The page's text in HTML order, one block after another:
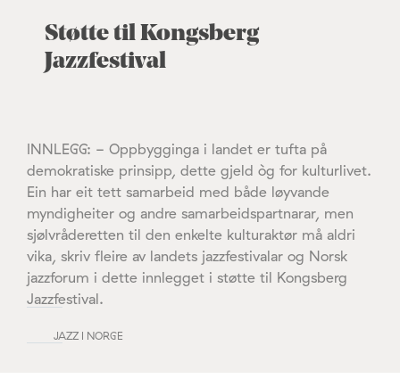
Støtte til Kongsberg
Jazzfestival
INNLEGG: - Oppbygginga i landet er tufta på
demokratiske prinsipp, dette gjeld òg for kulturlivet.
Ein har eit tett samarbeid med både løyvande
myndigheiter og andre samarbeidspartnarar, men
sjølvråderetten til den enkelte kulturaktør må aldri
vika, skriv fleire av landets jazzfestivalar og Norsk
jazzforum i dette innlegget i støtte til Kongsberg
Jazzfestival.
JAZZ I NORGE